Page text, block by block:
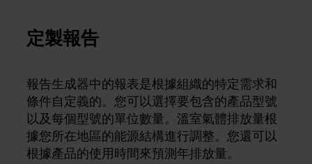
定製報告
報告生成器中的報表是根據組織的特定需求和
條件自定義的。您可以選擇要包含的產品型號
以及每個型號的單位數量。溫室氣體排放量根
據您所在地區的能源結構進行調整。您還可以
根據產品的使用時間來預測年排放量。